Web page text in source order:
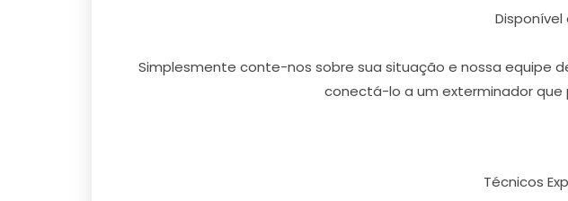
Simplesmente conte-nos sobre sua situação e nossa equipe
conectá-lo a um exterminador
Técnicos